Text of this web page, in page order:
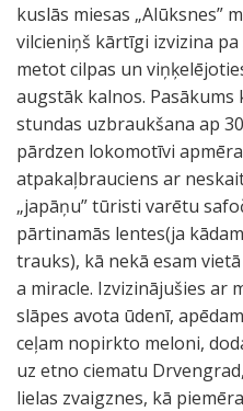
kuslās miesas „Alūksnes”
vilcieniņš kārtīgi izvizina
metot cilpas un
augstāk kalnos.
stundas uzbraukšana ap
pārdzen lokomotīvi
atpakaļbrauciens ar
„japāņu” tūristi varētu
pārtinamās lentes(ja
trauks), kā nekā esam
a miracle. Izvizinājušies ar
slāpes avota ūdenī,
ceļam nopirkto meloni,
uz etno ciematu
lielas zvaigznes, kā